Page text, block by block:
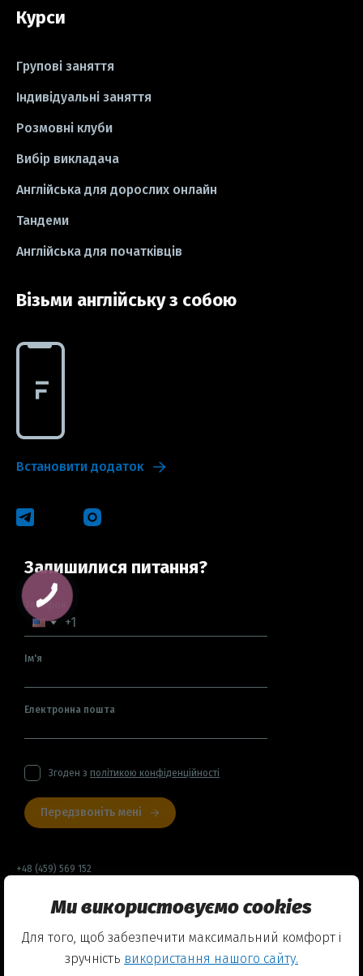
#пісні
#школа #ігри
#СV #резюме
#idioms
Курси
Групові заняття
Індивідуальні заняття
Розмовні клуби
Вибір викладача
Англійська для дорослих онлайн
Тандеми
Англійська для початківців
Візьми англійську з собою
Встановити додаток
Залишилися питання?
Телефон
Ім'я
Електронна пошта
Згоден з політикою конфіденційності
Передзвоніть мені
+48 (459) 569 152
Договір оферти
Політика конфіденційності
Ми використовуємо cookies
Для того, щоб забезпечити максимальний комфорт і
зручність використання нашого сайту.